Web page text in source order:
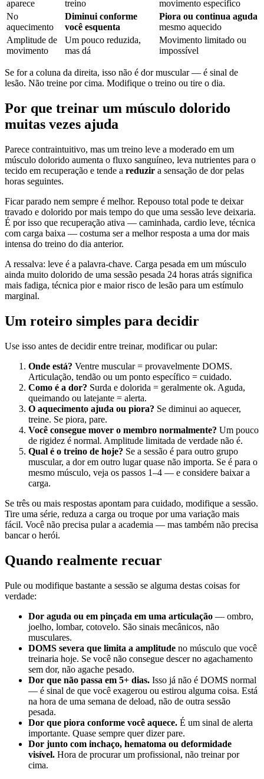
aparece treino
movimento específico
No
aquecimento
Diminui conforme
você esquenta
Piora ou continua aguda
mesmo aquecido
Amplitude de
movimento
Um pouco reduzida,
mas dá
Movimento limitado ou
impossível
Se for a coluna da direita, isso não é dor muscular — é sinal de
lesão. Não treine por cima. Modifique o treino ou tire o dia.
Por que treinar um músculo dolorido
muitas vezes ajuda
Parece contraintuitivo, mas um treino leve a moderado em um
músculo dolorido aumenta o fluxo sanguíneo, leva nutrientes para o
tecido em recuperação e tende a reduzir a sensação de dor pelas
horas seguintes.
Ficar parado nem sempre é melhor. Repouso total pode te deixar
travado e dolorido por mais tempo do que uma sessão leve deixaria.
É por isso que recuperação ativa — caminhada, cardio leve, técnica
com carga baixa — costuma ser a melhor resposta a uma dor mais
intensa do treino do dia anterior.
A ressalva: leve é a palavra-chave. Carga pesada em um músculo
ainda muito dolorido de uma sessão pesada 24 horas atrás significa
mais fadiga, técnica pior e maior risco de lesão para um estímulo
marginal.
Um roteiro simples para decidir
Use isso antes de decidir entre treinar, modificar ou pular:
Onde está? Ventre muscular = provavelmente DOMS.
Articulação, tendão ou um ponto específico = cuidado.
Como é a dor? Surda e dolorida = geralmente ok. Aguda,
queimando ou latejante = alerta.
O aquecimento ajuda ou piora? Se diminui ao aquecer,
treine. Se piora, pare.
Você consegue mover o membro normalmente? Um pouco
de rigidez é normal. Amplitude limitada de verdade não é.
Qual é o treino de hoje? Se a sessão é para outro grupo
muscular, a dor em outro lugar quase não importa. Se é para o
mesmo músculo, veja os passos 1–4 — e considere baixar a
carga.
Se três ou mais respostas apontam para cuidado, modifique a sessão.
Tire uma série, reduza a carga ou troque por uma variação mais
fácil. Você não precisa pular a academia — mas também não precisa
bancar o herói.
Quando realmente recuar
Pule ou modifique bastante a sessão se alguma destas coisas for
verdade:
Dor aguda ou em pinçada em uma articulação — ombro,
joelho, lombar, cotovelo. São sinais mecânicos, não
musculares.
DOMS severa que limita a amplitude no músculo que você
treinaria hoje. Se você não consegue descer no agachamento
sem dor, não agache pesado.
Dor que não passa em 5+ dias. Isso já não é DOMS normal
— é sinal de que você exagerou ou estirou alguma coisa. Está
na hora de uma semana de deload, não de outra sessão
pesada.
Dor que piora conforme você aquece. É um sinal de alerta
importante. Quase sempre quer dizer pare.
Dor junto com inchaço, hematoma ou deformidade
visível. Hora de procurar um profissional, não treinar por
cima.